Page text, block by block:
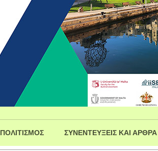
ΠΟΛΙΤΙΣΜΟΣ ΣΥΝΕΝΤΕΥΞΕΙΣ ΚΑΙ ΑΡΘΡΑ